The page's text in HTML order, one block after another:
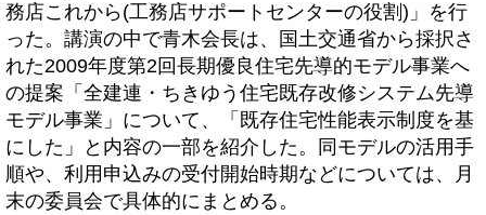
務店これから(工務店サポートセンターの役割)」を行
った。講演の中で青木会長は、国土交通省から採択さ
れた2009年度第2回長期優良住宅先導的モデル事業へ
の提案「全建連・ちきゆう住宅既存改修システム先導
モデル事業」について、「既存住宅性能表示制度を基
にした」と内容の一部を紹介した。同モデルの活用手
順や、利用申込みの受付開始時期などについては、月
末の委員会で具体的にまとめる。